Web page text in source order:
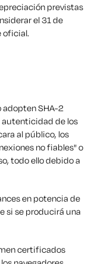
previstas
el 31 de
oficial.
adopten SHA-2
autenticidad de los
al público, los
no fiables" o
todo ello debido a
en potencia de
si se producirá una
certificados